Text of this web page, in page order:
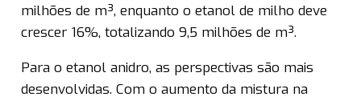
milhões de m³, enquanto o etanol de milho deve
crescer 16%, totalizando 9,5 milhões de m³.
Para o etanol anidro, as perspectivas são mais
desenvolvidas. Com o aumento da mistura na